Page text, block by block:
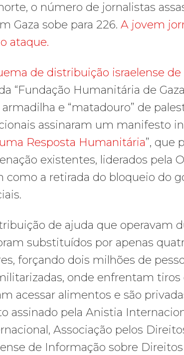
o número de jornalistas
Gaza sobe para 226. A jovem
ataque.
de distribuição israelense
“Fundação Humanitária de
e “matadouro” de
assinaram um manifesto
Resposta Humanitária”, que
existentes, liderados pela
como a retirada do bloqueio do
de ajuda que operavam
substituídos por apenas
forçando dois milhões de
onde enfrentam tiros
acessar alimentos e são
assinado pela Anistia
Associação pelos
de Informação sobre